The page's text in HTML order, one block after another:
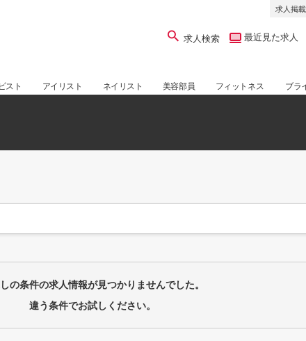
求人掲
求人検索 最近見た求人
スト アイリスト ネイリスト 美容部員 フィットネス ブラ
の条件の求人情報が見つかりませんでした。
違う条件でお試しください。